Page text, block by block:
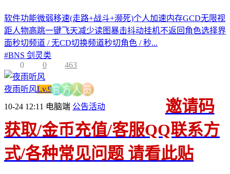
软件功能微弱移速(走路+战斗+濒死)个人加速内存GCD无限视
距人物高跳一键飞天减少读图暴击抖动挂机不返回角色选择界
面秒切频道 / 无CD切换频道秒切角色 / 秒...
#BNS 剑灵类
0
0 463
夜雨听风Lv.9官 方 人 员
10-24 12:11 电脑端 公告活动
邀请码
获取/金币充值/客服QQ联系方
式/各种常见问题 请看此贴